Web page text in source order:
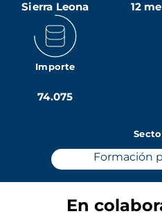
Sierra Leona 12
Importe
74.075
Formación
En